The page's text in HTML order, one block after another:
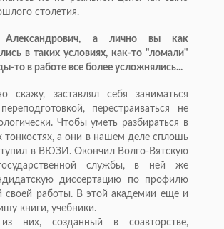
столетия.
а лично вы как
в таких условиях, как-то "ломали"
то в работе все более усложнялись...
скажу, заставлял себя заниматься
перестраиваться не
Чтобы уметь разбираться в
тонкостях, а они в нашем деле сплошь
в ВЮЗИ. Окончил Волго-Вятскую
службы, в ней же
диссертацию по профилю
своей работы. В этой академии еще и
книги, учебники.
них, созданный в соавторстве,